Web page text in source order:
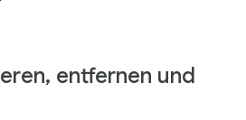
entfernen und